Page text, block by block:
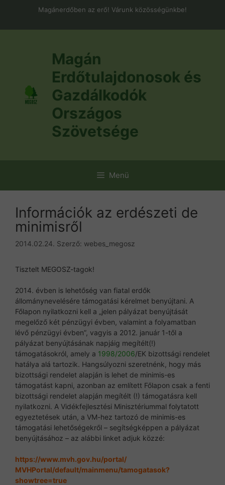
Magánerdőben az erő! Várunk közösségünkbe!
Magán
Erdőtulajdonosok és
Gazdálkodók
Országos
Szövetsége
Menü
Információk az erdészeti de
minimisről
2014.02.24. Szerző: webes_megosz
Tisztelt MEGOSZ-tagok!
2014. évben is lehetőség van fiatal erdők
állománynevelésére támogatási kérelmet benyújtani. A
Főlapon nyilatkozni kell a „jelen pályázat benyújtását
megelőző két pénzügyi évben, valamint a folyamatban
lévő pénzügyi évben”, vagyis a 2012. január 1-től a
pályázat benyújtásának napjáig megítélt(!)
támogatásokról, amely a 1998/2006/EK bizottsági rendelet
hatálya alá tartozik. Hangsúlyozni szeretnénk, hogy más
bizottsági rendelet alapján is lehet de minimis-es
támogatást kapni, azonban az említett Főlapon csak a fenti
bizottsági rendelet alapján megítélt (!) támogatásra kell
nyilatkozni. A Vidékfejlesztési Minisztériummal folytatott
egyeztetések után, a VM-hez tartozó de minimis-es
támogatási lehetőségekről – segítségképpen a pályázat
benyújtásához – az alábbi linket adjuk közzé:
https://www.mvh.gov.hu/portal/
MVHPortal/default/mainmenu/tamogatasok?
showtree=true